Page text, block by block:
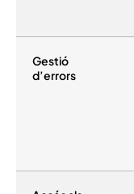
Gestió
d’errors